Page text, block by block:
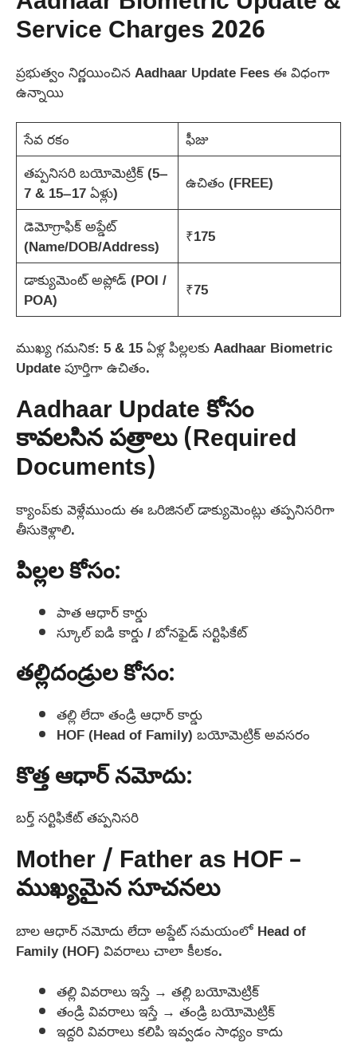
Service Charges 2026
ప్రభుత్వం నిర్ణయించిన Aadhaar Update Fees ఈ విధంగా
ఉన్నాయి
సేవ రకం
ఫీజు
తప్పనిసరి బయోమెట్రిక్ (5–
7 & 15–17 ఏళ్లు)
ఉచితం (FREE)
డెమోగ్రాఫిక్ అప్డేట్
(Name/DOB/Address)
₹175
డాక్యుమెంట్ అప్లోడ్ (POI /
POA) ₹75
ముఖ్య గమనిక: 5 & 15 ఏళ్ల పిల్లలకు Aadhaar Biometric
Update పూర్తిగా ఉచితం.
Aadhaar Update కోసం
కావలసిన పత్రాలు (Required
Documents)
క్యాంప్‌కు వెళ్లేముందు ఈ ఒరిజినల్ డాక్యుమెంట్లు తప్పనిసరిగా
తీసుకెళ్లాలి.
పిల్లల కోసం:
పాత ఆధార్ కార్డు
స్కూల్ ఐడి కార్డు / బోనఫైడ్ సర్టిఫికేట్
తల్లిదండ్రుల కోసం:
తల్లి లేదా తండ్రి ఆధార్ కార్డు
HOF (Head of Family) బయోమెట్రిక్ అవసరం
కొత్త ఆధార్ నమోదు:
బర్త్ సర్టిఫికేట్ తప్పనిసరి
Mother / Father as HOF –
ముఖ్యమైన సూచనలు
బాల ఆధార్ నమోదు లేదా అప్డేట్ సమయంలో Head of
Family (HOF) వివరాలు చాలా కీలకం.
తల్లి వివరాలు ఇస్తే → తల్లి బయోమెట్రిక్
తండ్రి వివరాలు ఇస్తే → తండ్రి బయోమెట్రిక్
ఇద్దరి వివరాలు కలిపి ఇవ్వడం సాధ్యం కాదు